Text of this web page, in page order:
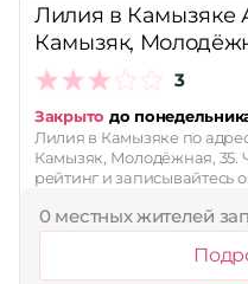
Лилия в Камызяке
Камызяк,
3
Закрыто до
Лилия в Камызяке по
Камызяк, Молодёжная, 35.
рейтинг и записывайтесь
0 местных жителей